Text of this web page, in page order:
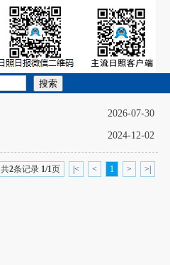
搜索
2026-07-30
2024-12-02
|< < 1 > >|
共2条记录 1/1页